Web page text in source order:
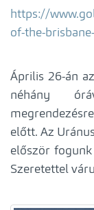
https://
of-the-
Április 26-án
néhány
előtt. Az
először
Szeretettel